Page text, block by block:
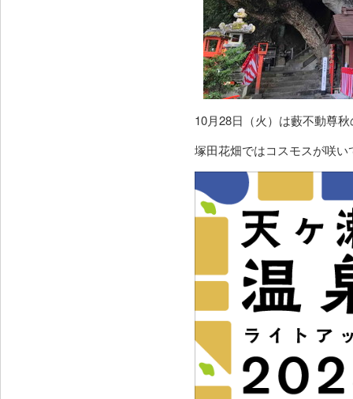
10月28日（火）は藪不動尊
塚田花畑ではコスモスが咲い